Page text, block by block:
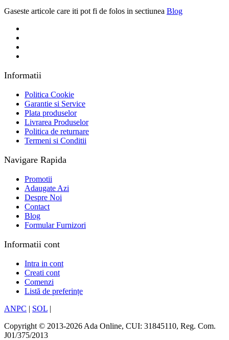
Gaseste articole care iti pot fi de folos in sectiunea Blog
Informatii
Politica Cookie
Garantie si Service
Plata produselor
Livrarea Produselor
Politica de returnare
Termeni si Conditii
Navigare Rapida
Promotii
Adaugate Azi
Despre Noi
Contact
Blog
Formular Furnizori
Informatii cont
Intra in cont
Creati cont
Comenzi
Listă de preferințe
ANPC | SOL |
Copyright © 2013-2026 Ada Online, CUI: 31845110, Reg. Com.
J01/375/2013